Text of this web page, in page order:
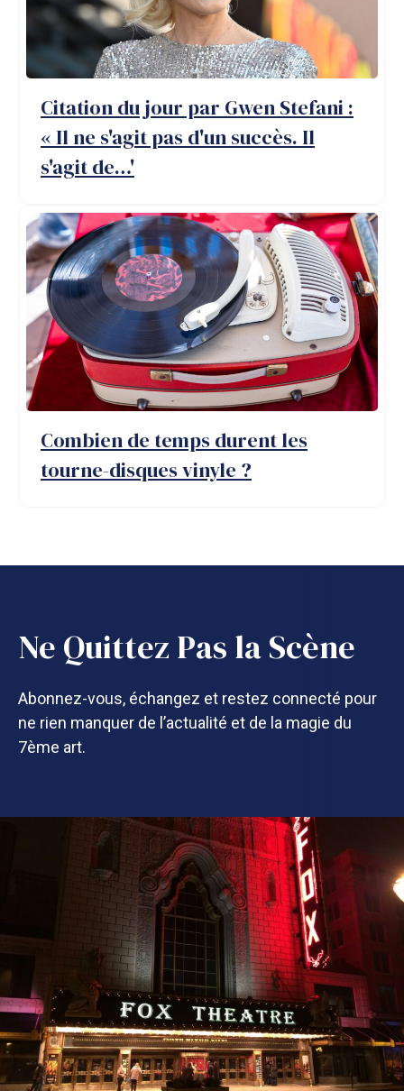
Citation du jour par Gwen Stefani :
« Il ne s'agit pas d'un succès. Il
s'agit de…'
Combien de temps durent les
tourne-disques vinyle ?
Ne Quittez Pas la Scène
Abonnez-vous, échangez et restez connecté pour
ne rien manquer de l’actualité et de la magie du
7ème art.